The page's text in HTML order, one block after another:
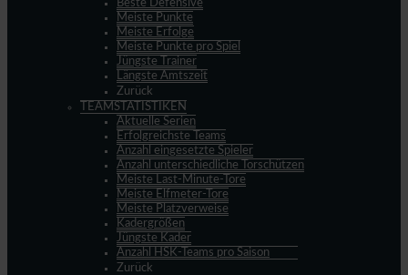
Beste Defensive
Meiste Punkte
Meiste Erfolge
Meiste Punkte pro Spiel
Jüngste Trainer
Längste Amtszeit
Zurück
TEAMSTATISTIKEN
Aktuelle Serien
Erfolgreichste Teams
Anzahl eingesetzte Spieler
Anzahl unterschiedliche Torschützen
Meiste Last-Minute-Tore
Meiste Elfmeter-Tore
Meiste Platzverweise
Kadergrößen
Jüngste Kader
Anzahl HSK-Teams pro Saison
Zurück